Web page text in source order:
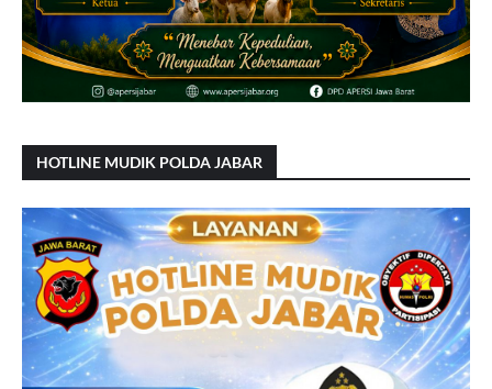
HOTLINE MUDIK POLDA JABAR